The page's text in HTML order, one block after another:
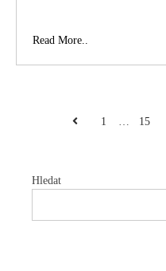
Read More..
STRÁNKOVÁNÍ
Previous
1 … 15
Hledat